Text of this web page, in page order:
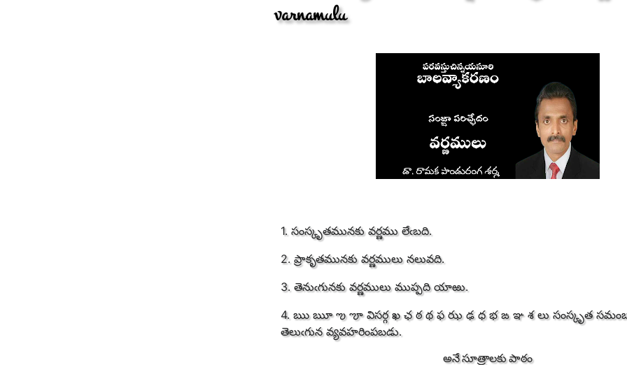
varnamulu
1. సంస్కృతమునకు వర్ణము లేఁబది.
2. ప్రాకృతమునకు వర్ణములు నలువది.
3. తెనుఁగునకు వర్ణములు ముప్పది యాఱు.
4. ఋ ౠ ఌ ౡ విసర్గ ఖ ఛ ఠ థ ఫ ఝ ఢ ధ భ ఙ ఞ శ లు సంస్కృత
తెలుఁగున వ్యవహరింపబడు.
అనే సూత్రాలకు పాఠం